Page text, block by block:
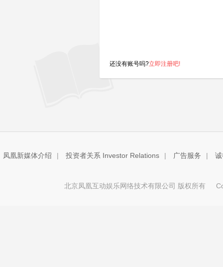
还没有账号吗?立即注册吧!
凤凰新媒体介绍 | 投资者关系 Investor Relations | 广告服务 |
北京凤凰互动娱乐网络技术有限公司 版权所有